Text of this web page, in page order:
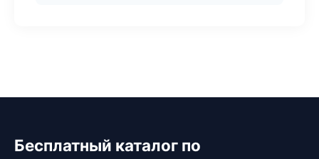
Бесплатный каталог по